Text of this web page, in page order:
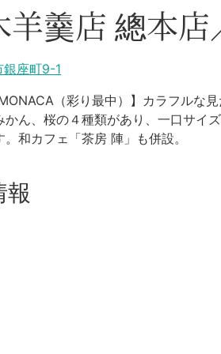
羊羹店 總本
銀座町9-1
MONACA（彩り最中）】カラフルな
かん、桜の４種類があり、一口サイ
和カフェ「茶房 陣」も併設。
報